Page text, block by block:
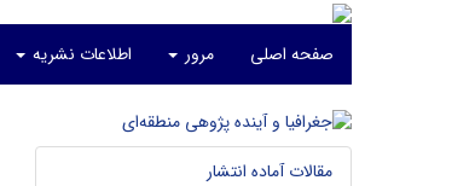
صفحه اصلی مرور اطلاعات نشریه
مقالات آماده انتشار